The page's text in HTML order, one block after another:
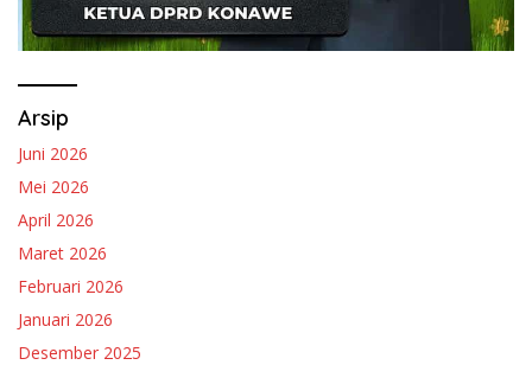
Arsip
Juni 2026
Mei 2026
April 2026
Maret 2026
Februari 2026
Januari 2026
Desember 2025